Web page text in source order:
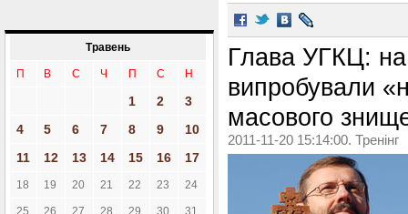
Травень
П В С Ч П С Н
1 2
3
4
5 6 7 8 9
10
11
12 13 14 15 16 17
18 19 20 21 22 23 24
25 26 27 28 29 30 31
Глава УГКЦ: на
випробували
масового
2011-11-20 15:14:00. Тренінг